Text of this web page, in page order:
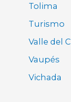
Tolima
Turismo
Valle del
Vaupés
Vichada